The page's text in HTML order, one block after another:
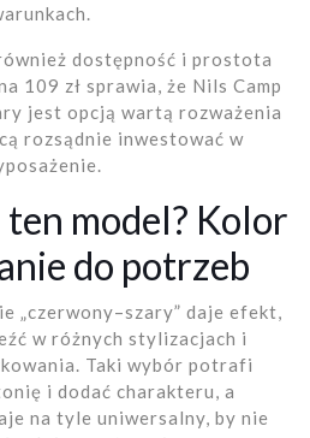
dostępność i prostota
109 zł sprawia, że Nils Camp
jest opcją wartą rozważenia
rozsądnie inwestować w
model? Kolor
do potrzeb
„czerwony–szary” daje efekt,
w różnych stylizacjach i
Taki wybór potrafi
i dodać charakteru, a
na tyle uniwersalny, by nie